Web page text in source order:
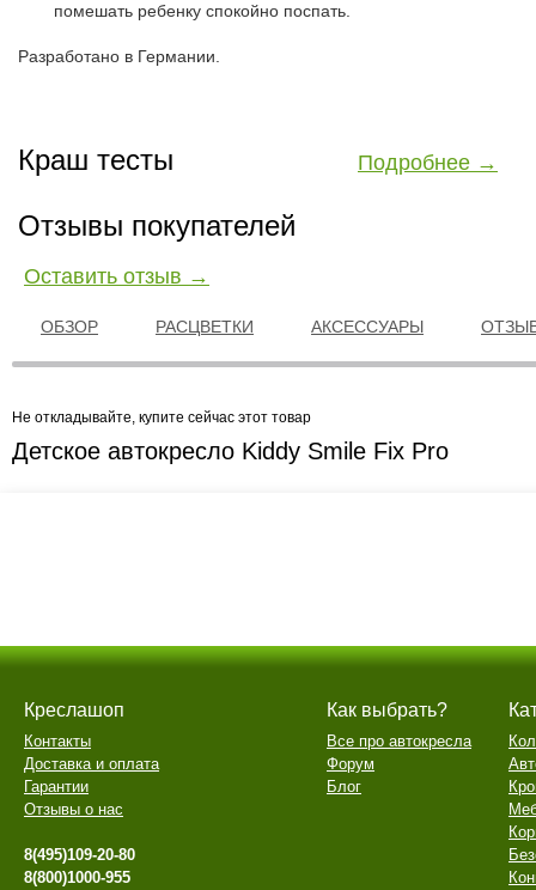
помешать ребенку спокойно поспать.
Разработано в Германии.
Краш тесты Подробнее →
Отзывы покупателей
Оставить отзыв →
ОБЗОР РАСЦВЕТКИ АКСЕССУАРЫ
Не откладывайте, купите сейчас этот товар
Детское автокресло Kiddy Smile Fix Pro
Креслашоп
Контакты
Доставка и оплата
Гарантии
Отзывы о нас
8(495)109-20-80
8(800)1000-955
Как выбрать?
Все про автокресла
Форум
Блог